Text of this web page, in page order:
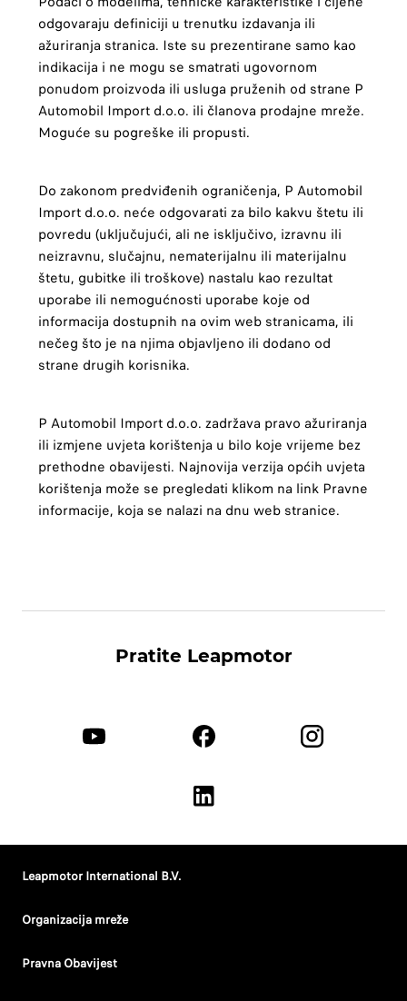
odgovaraju definiciji u trenutku izdavanja ili
ažuriranja stranica. Iste su prezentirane samo kao
indikacija i ne mogu se smatrati ugovornom
ponudom proizvoda ili usluga pruženih od strane P
Automobil Import d.o.o. ili članova prodajne mreže.
Moguće su pogreške ili propusti.
Do zakonom predviđenih ograničenja, P Automobil
Import d.o.o. neće odgovarati za bilo kakvu štetu ili
povredu (uključujući, ali ne isključivo, izravnu ili
neizravnu, slučajnu, nematerijalnu ili materijalnu
štetu, gubitke ili troškove) nastalu kao rezultat
uporabe ili nemogućnosti uporabe koje od
informacija dostupnih na ovim web stranicama, ili
nečeg što je na njima objavljeno ili dodano od
strane drugih korisnika.
P Automobil Import d.o.o. zadržava pravo ažuriranja
ili izmjene uvjeta korištenja u bilo koje vrijeme bez
prethodne obavijesti. Najnovija verzija općih uvjeta
korištenja može se pregledati klikom na link Pravne
informacije, koja se nalazi na dnu web stranice.
Pratite Leapmotor
Leapmotor International B.V.
Organizacija mreže
Pravna Obavijest